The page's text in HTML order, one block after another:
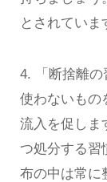
とされていま
4. 「断捨離の
使わないもの
流入を促しま
つ処分する習
布の中は常に